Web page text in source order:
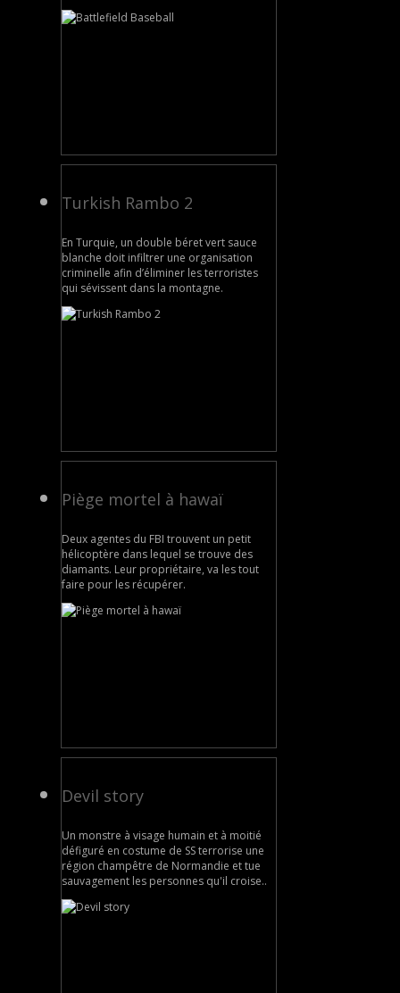
Turkish Rambo 2
En Turquie, un double béret vert sauce
blanche doit infiltrer une organisation
criminelle afin d’éliminer les terroristes
qui sévissent dans la montagne.
Piège mortel à hawaï
Deux agentes du FBI trouvent un petit
hélicoptère dans lequel se trouve des
diamants. Leur propriétaire, va les tout
faire pour les récupérer.
Devil story
Un monstre à visage humain et à moitié
défiguré en costume de SS terrorise une
région champêtre de Normandie et tue
sauvagement les personnes qu'il croise..